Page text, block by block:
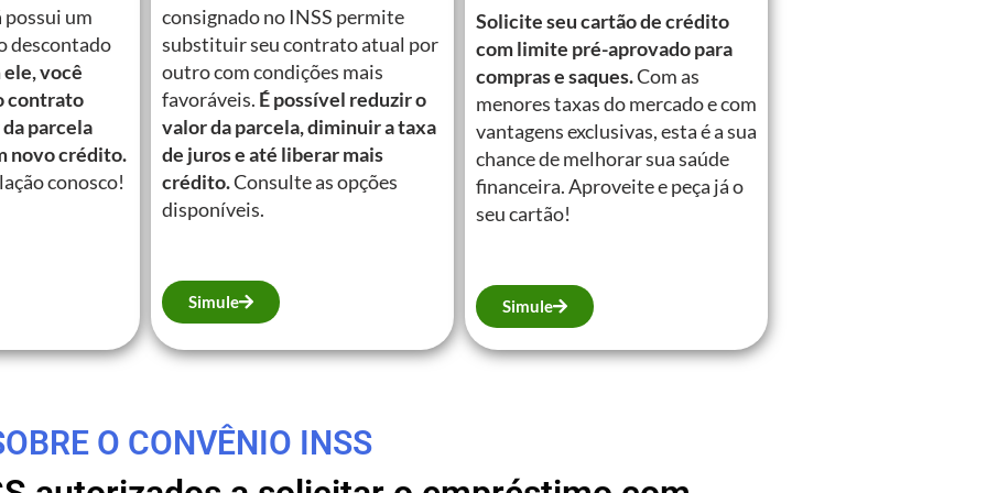
possui um
descontado
ele, você
contrato
parcela
novo crédito.
conosco!
consignado no INSS permite
substituir seu contrato atual por
outro com condições mais
favoráveis. É possível reduzir o
valor da parcela, diminuir a taxa
de juros e até liberar mais
crédito.Consulte as opções
disponíveis.
Simule
Solicite seu cartão de crédito
com limite pré-aprovado para
compras e saques.Com as
menores taxas do mercado e com
vantagens exclusivas, esta é a sua
chance de melhorar sua saúde
financeira. Aproveite e peça já o
seu cartão!
Simule
O CONVÊNIO INSS